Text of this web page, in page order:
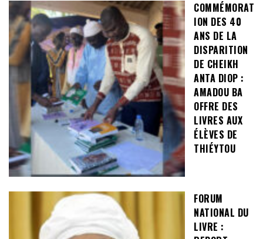
COMMÉMORAT
ION DES 40
ANS DE LA
DISPARITION
DE CHEIKH
ANTA DIOP :
AMADOU BA
OFFRE DES
LIVRES AUX
ÉLÈVES DE
THIÉYTOU
FORUM
NATIONAL DU
LIVRE :